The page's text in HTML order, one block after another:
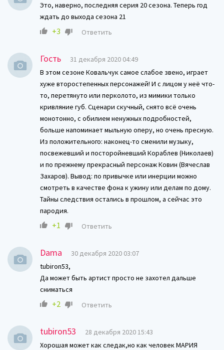
Это, наверно, последняя серия 20 сезона. Теперь год
ждать до выхода сезона 21
+3 Ответить
Гость
31 декабря 2020 04:49
В этом сезоне Ковальчук самое слабое звено, играет
хуже второстепенных персонажей! И с лицом у неё что-
то, перетянуто или перколото, из мимики только
кривляние губ. Сценари скучный, снято всё очень
монотонно, с обилием ненужных подробностей,
больше напоминает мыльную оперу, но очень пресную.
Из положительного: наконец-то сменили музыку,
посвежевший и посторойневший Кораблев (Николаев)
и по прежнему прекрасный персонаж Ковин (Вячеслав
Захаров). Вывод: по привычке или инерции можно
смотреть в качестве фона к ужину или делам по дому.
Тайны следствия остались в прошлом, а сейчас это
пародия.
+1 Ответить
Dama
30 декабря 2020 03:07
tubiron53,
Да может быть артист просто не захотел дальше
сниматься
+2 Ответить
tubiron53
28 декабря 2020 15:43
Хорошая может как следак,но как человек МАРИЯ